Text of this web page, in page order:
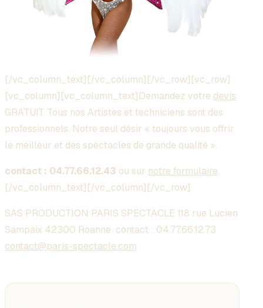
[/vc_column_text][/vc_column][/vc_row][vc_row]
[vc_column][vc_column_text]Demandez votre devis
GRATUIT. Tous nos Artistes et techniciens sont des
professionnels. Notre seul désir « toujours vous offrir
le meilleur et des spectacles de grande qualité ».
contact : 04.77.66.12.43 ou sur notre formulaire.
[/vc_column_text][/vc_column][/vc_row]
SAS PRODUCTION PARIS SPECTACLE 118 rue Lucien
Sampaix 42300 Roanne contact : 04.77.66.12.73
contact@paris-spectacle.com